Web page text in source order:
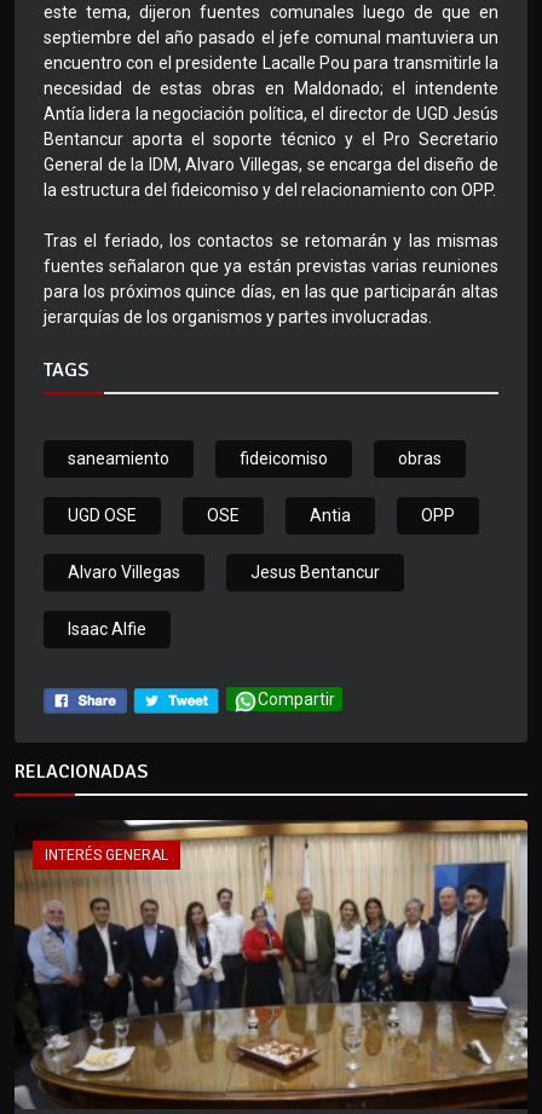
este tema, dijeron fuentes comunales luego de que en
septiembre del año pasado el jefe comunal mantuviera un
encuentro con el presidente Lacalle Pou para transmitirle la
necesidad de estas obras en Maldonado; el intendente
Antía lidera la negociación política, el director de UGD Jesús
Bentancur aporta el soporte técnico y el Pro Secretario
General de la IDM, Alvaro Villegas, se encarga del diseño de
la estructura del fideicomiso y del relacionamiento con OPP.
Tras el feriado, los contactos se retomarán y las mismas
fuentes señalaron que ya están previstas varias reuniones
para los próximos quince días, en las que participarán altas
jerarquías de los organismos y partes involucradas.
TAGS
saneamiento fideicomiso obras
UGD OSE OSE Antia OPP
Alvaro Villegas Jesus Bentancur
Isaac Alfie
Compartir
RELACIONADAS
INTERÉS GENERAL